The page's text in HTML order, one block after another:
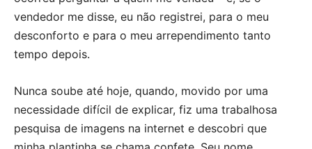
vendedor me disse, eu não registrei, para o meu
desconforto e para o meu arrependimento tanto
tempo depois.
Nunca soube até hoje, quando, movido por uma
necessidade difícil de explicar, fiz uma trabalhosa
pesquisa de imagens na internet e descobri que